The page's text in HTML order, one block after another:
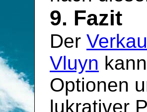
9. Fazit
Der
Vluyn
Optionen
lukrativer